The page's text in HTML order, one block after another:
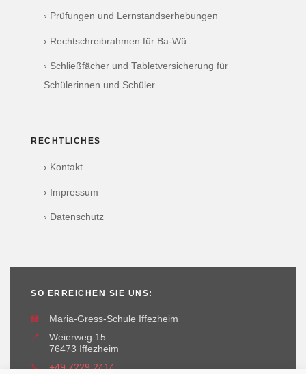
› Prüfungen und Lernstandserhebungen
› Rechtschreibrahmen für Ba-Wü
› Schließfächer und Tabletversicherung für
Schülerinnen und Schüler
RECHTLICHES
› Kontakt
› Impressum
› Datenschutz
SO ERREICHEN SIE UNS:
🏫
Maria-Gress-Schule Iffezheim
📍
Weierweg 15
76473 Iffezheim
📞
+49 7229 2414